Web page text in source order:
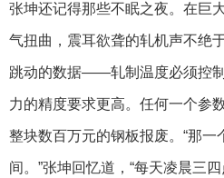
张坤还记得那些不眠之夜。在巨
气扭曲，震耳欲聋的轧机声不绝
跳动的数据——轧制温度必须控
力的精度要求更高。任何一个参
整块数百万元的钢板报废。“那
间。”张坤回忆道，“每天凌晨三